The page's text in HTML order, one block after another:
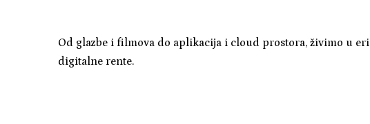
Od glazbe i filmova do aplikacija i cloud prostora, živimo u eri
digitalne rente.